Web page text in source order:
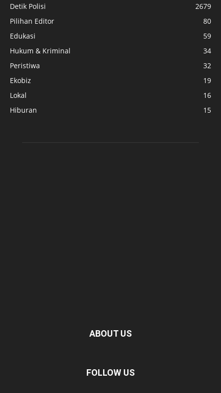
Detik Polisi
2679
Pilihan Editor
80
Edukasi
59
Hukum & Kriminal
34
Peristiwa
32
Ekobiz
19
Lokal
16
Hiburan
15
ABOUT US
FOLLOW US